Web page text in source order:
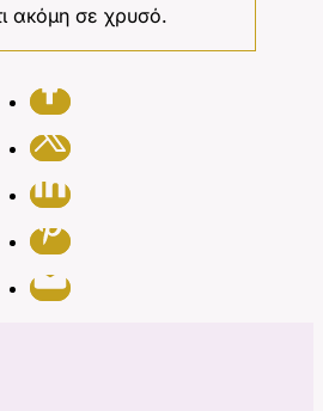
ακόμη σε χρυσό.